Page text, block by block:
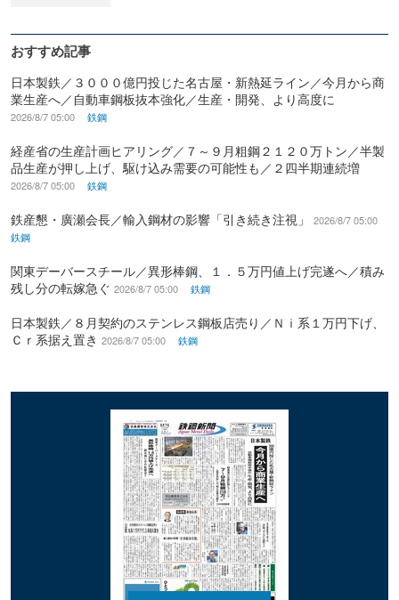
おすすめ記事
日本製鉄／３０００億円投じた名古屋・新熱延ライン／今月から商
業生産へ／自動車鋼板抜本強化／生産・開発、より高度に
2026/8/7 05:00 鉄鋼
経産省の生産計画ヒアリング／７～９月粗鋼２１２０万トン／半製
品生産が押し上げ、駆け込み需要の可能性も／２四半期連続増
2026/8/7 05:00 鉄鋼
鉄産懇・廣瀬会長／輸入鋼材の影響「引き続き注視」
2026/8/7 05:00
鉄鋼
関東デーバースチール／異形棒鋼、１．５万円値上げ完遂へ／積み
残し分の転嫁急ぐ 2026/8/7 05:00 鉄鋼
日本製鉄／８月契約のステンレス鋼板店売り／Ｎｉ系１万円下げ、
Ｃｒ系据え置き 2026/8/7 05:00 鉄鋼